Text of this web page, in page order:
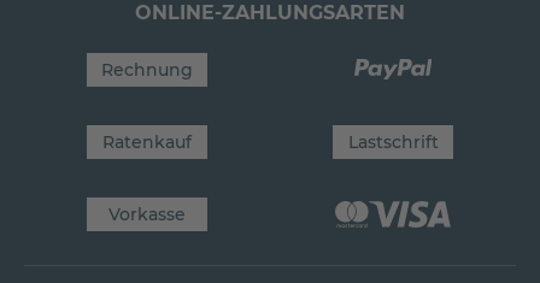
ONLINE-ZAHLUNGSARTEN
Rechnung
Ratenkauf Lastschrift
Vorkasse